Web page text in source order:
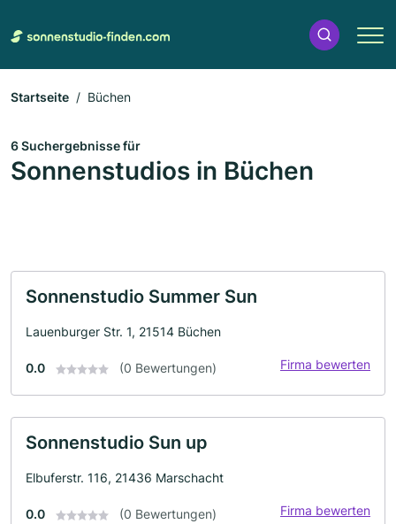
Startseite Büchen
6 Suchergebnisse für
Sonnenstudios in Büchen
Sonnenstudio Summer Sun
Lauenburger Str. 1, 21514 Büchen
0.0 (0 Bewertungen) Firma bewerten
Sonnenstudio Sun up
Elbuferstr. 116, 21436 Marschacht
0.0 (0 Bewertungen) Firma bewerten